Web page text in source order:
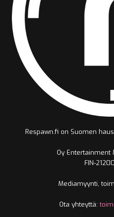
Respawn.fi on Suomen
Oy Entertainment
FIN-
Mediamyynti,
Ota yhteyttä: